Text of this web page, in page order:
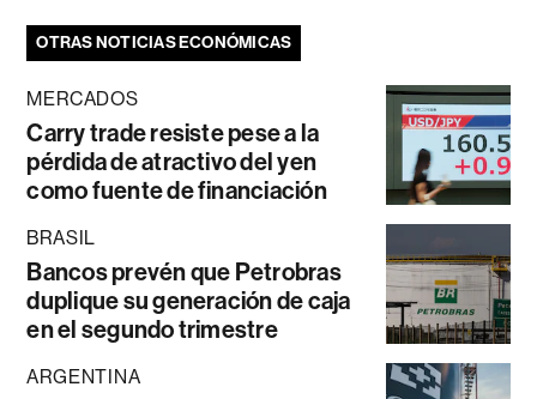
OTRAS NOTICIAS ECONÓMICAS
MERCADOS
Carry trade resiste pese a la
pérdida de atractivo del yen
como fuente de financiación
BRASIL
Bancos prevén que Petrobras
duplique su generación de caja
en el segundo trimestre
ARGENTINA